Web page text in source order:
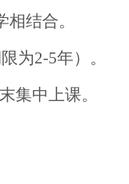
相结合。
为2-5年）。
集中上课。